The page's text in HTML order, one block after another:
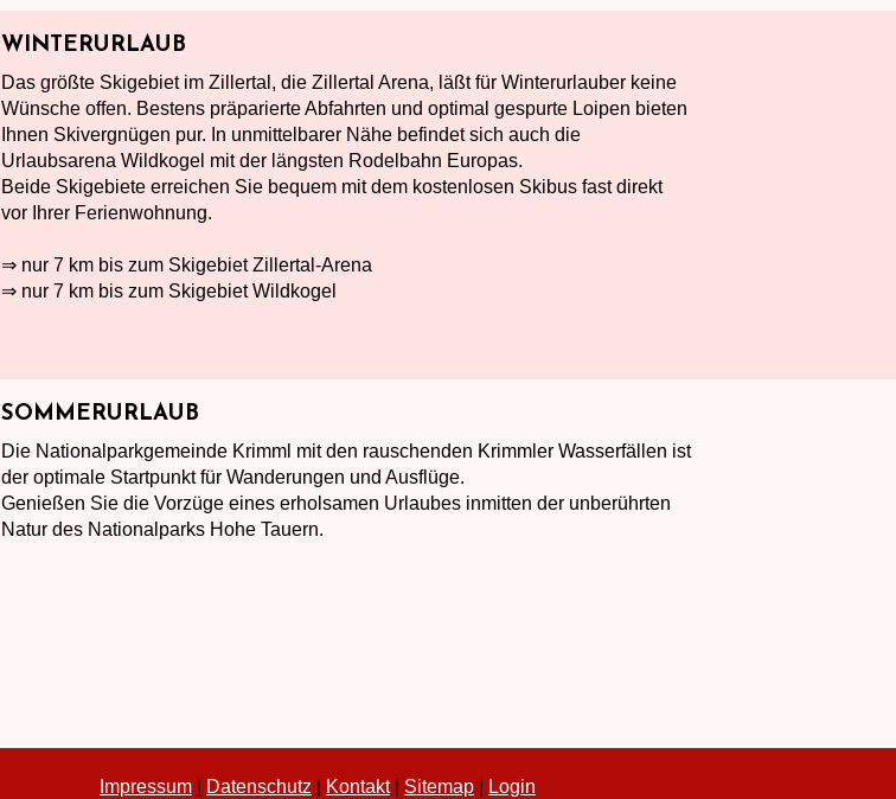
WINTERURLAUB
Das größte Skigebiet im Zillertal, die Zillertal Arena, läßt für Winterurlauber keine
Wünsche offen. Bestens präparierte Abfahrten und optimal gespurte Loipen bieten
Ihnen Skivergnügen pur. In unmittelbarer Nähe befindet sich auch die
Urlaubsarena Wildkogel mit der längsten Rodelbahn Europas.
Beide Skigebiete erreichen Sie bequem mit dem kostenlosen Skibus fast direkt
vor Ihrer Ferienwohnung.
⇒ nur 7 km bis zum Skigebiet Zillertal-Arena
⇒ nur 7 km bis zum Skigebiet Wildkogel
SOMMERURLAUB
Die Nationalparkgemeinde Krimml mit den rauschenden Krimmler Wasserfällen ist
der optimale Startpunkt für Wanderungen und Ausflüge.
Genießen Sie die Vorzüge eines erholsamen Urlaubes inmitten der unberührten
Natur des Nationalparks Hohe Tauern.
Impressum Datenschutz Kontakt| Sitemap Login